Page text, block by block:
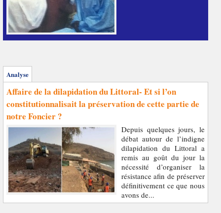
Analyse
Affaire de la dilapidation du Littoral- Et si l’on
constitutionnalisait la préservation de cette partie de
notre Foncier ?
Depuis quelques jours, le
débat autour de l’indigne
dilapidation du Littoral a
remis au goût du jour la
nécessité d’organiser la
résistance afin de préserver
définitivement ce que nous
avons de...